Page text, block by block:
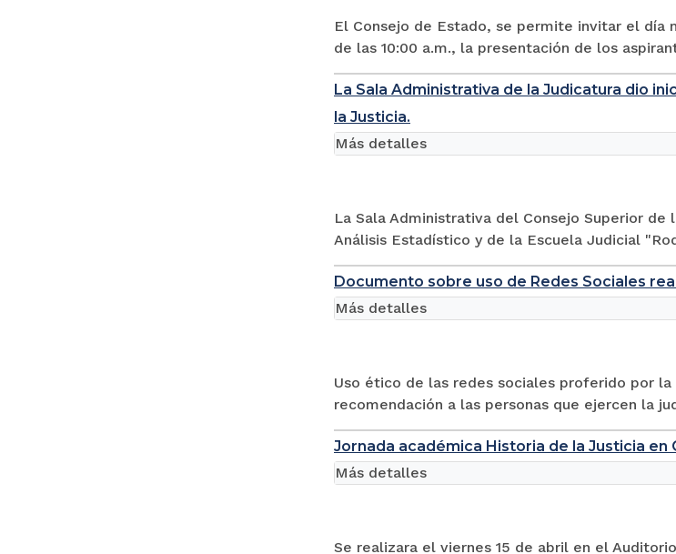
El Consejo de Estado, se permite invitar el día
de las 10:00 a.m., la presentación de los
La Sala Administrativa de la Judicatura dio
la Justicia.
La Sala Administrativa del Consejo Superior
Análisis Estadístico y de la Escuela Judicial
Más detalles
Documento sobre uso de Redes Sociales
Uso ético de las redes sociales proferido por
recomendación a las personas que ejercen la
Más detalles
Jornada académica Historia de la Justicia en
Se realizara el viernes 15 de abril en el
Más detalles